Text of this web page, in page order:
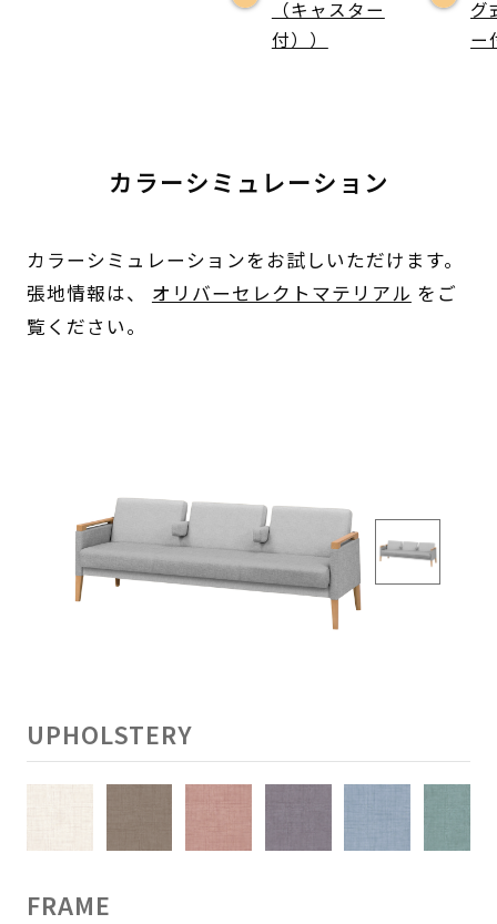
（キャスター
付））
グ
ー
カラーシミュレーション
カラーシミュレーションをお試しいただけます。
張地情報は、 オリバーセレクトマテリアル をご
覧ください。
UPHOLSTERY
FRAME